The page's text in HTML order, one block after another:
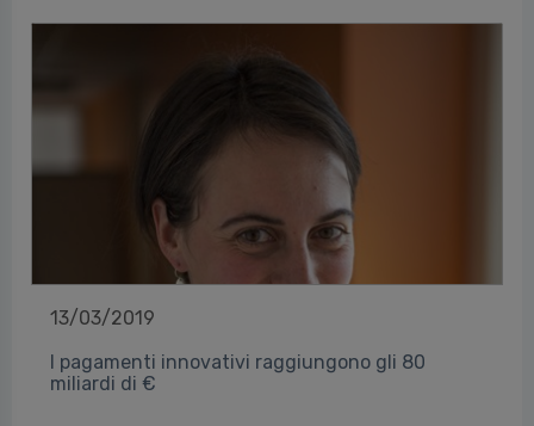
13/03/2019
I pagamenti innovativi raggiungono gli 80
miliardi di €